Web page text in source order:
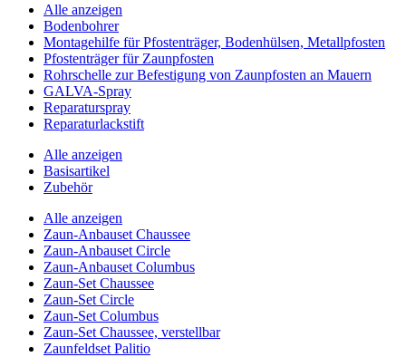
Alle anzeigen
Bodenbohrer
Montagehilfe für Pfostenträger, Bodenhülsen, Metallpfosten
Pfostenträger für Zaunpfosten
Rohrschelle zur Befestigung von Zaunpfosten an Mauern
GALVA-Spray
Reparaturspray
Reparaturlackstift
Alle anzeigen
Basisartikel
Zubehör
Alle anzeigen
Zaun-Anbauset Chaussee
Zaun-Anbauset Circle
Zaun-Anbauset Columbus
Zaun-Set Chaussee
Zaun-Set Circle
Zaun-Set Columbus
Zaun-Set Chaussee, verstellbar
Zaunfeldset Palitio